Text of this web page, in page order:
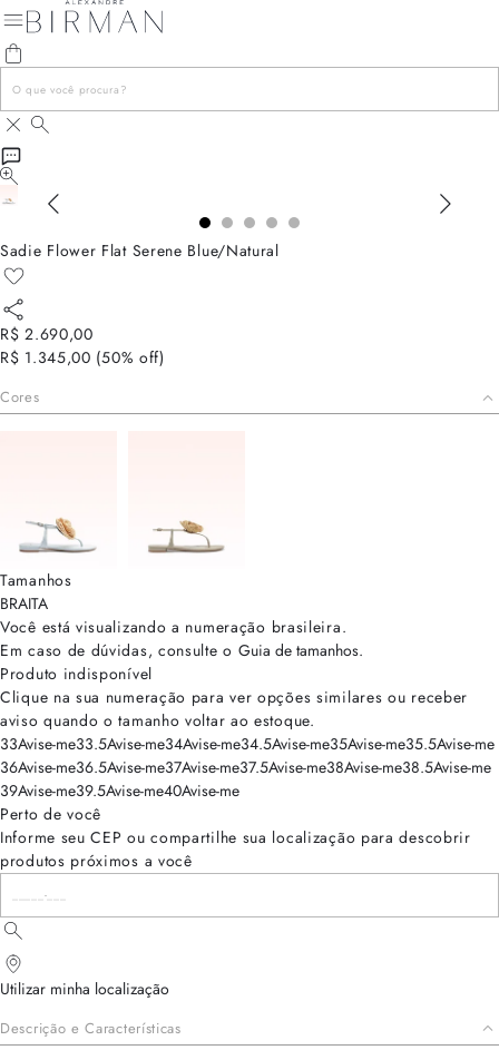
Sadie Flower Flat Serene Blue/Natural
R$ 2.690,00
R$ 1.345,00 (50% off)
Cores
Tamanhos
BRAITA
Você está visualizando a numeração brasileira.
Em caso de dúvidas, consulte o Guia de tamanhos.
Produto indisponível
Clique na sua numeração para ver opções similares ou receber
aviso quando o tamanho voltar ao estoque.
33Avise-me33.5Avise-me34Avise-me34.5Avise-me35Avise-me35.5Avise-me
36Avise-me36.5Avise-me37Avise-me37.5Avise-me38Avise-me38.5Avise-me
39Avise-me39.5Avise-me40Avise-me
Perto de você
Informe seu CEP ou compartilhe sua localização para descobrir
produtos próximos a você
Utilizar minha localização
Descrição e Características